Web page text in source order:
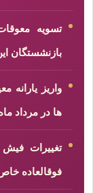
تسویه
بازنشستگان
ها در مرداد
تغییرات
فوقالعاده